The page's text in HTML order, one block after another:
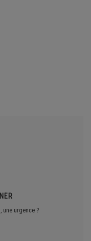
une urgence ?